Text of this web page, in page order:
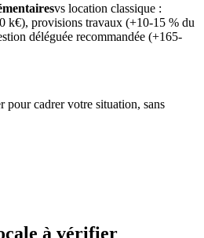
vs location classique :
k€), provisions travaux (+10-15 % du
déléguée recommandée (+165-
pour cadrer votre situation, sans
à vérifier